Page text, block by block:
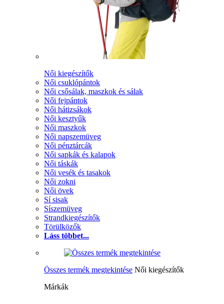
Női kiegészítők
Női csuklópántok
Női csősálak, maszkok és sálak
Női fejpántok
Női hátizsákok
Női kesztyűk
Női maszkok
Női napszemüveg
Női pénztárcák
Női sapkák és kalapok
Női táskák
Női vesék és tasakok
Női zokni
Női övek
Sí sisak
Síszemüveg
Strandkiegészítők
Törülközők
Láss többet...
Összes termék megtekintése Női kiegészítők
Márkák